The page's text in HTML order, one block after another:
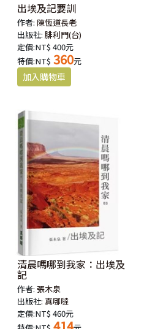
出埃及記要訓
作者: 陳恆道長老
出版社:腓利門(台)
定價:NT$ 400元
特價:NT$ 360元
清晨嗎哪到我家：出埃及
記
作者:張木泉
出版社:真哪噠
定價:NT$ 460元